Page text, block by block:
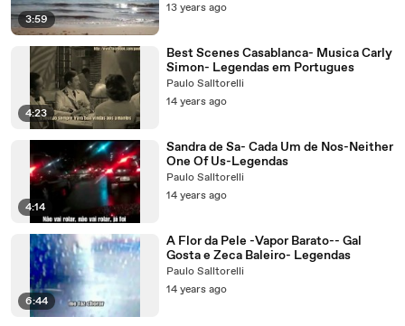
3:59
13 years ago
4:23
Best Scenes Casablanca- Musica Carly
Simon- Legendas em Portugues
Paulo Salltorelli
14 years ago
4:14
Sandra de Sa- Cada Um de Nos-Neither
One Of Us-Legendas
Paulo Salltorelli
14 years ago
6:44
A Flor da Pele -Vapor Barato-- Gal
Gosta e Zeca Baleiro- Legendas
Paulo Salltorelli
14 years ago